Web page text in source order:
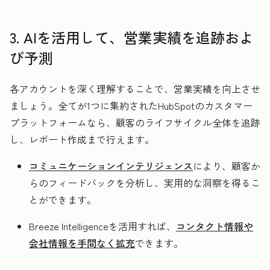
3. AIを活用して、営業実績を追跡およ
び予測
各アカウントを深く理解することで、営業実績を向上させ
ましょう。全てが1つに集約されたHubSpotのカスタマー
プラットフォームなら、顧客のライフサイクル全体を追跡
し、レポート作成まで行えます。
コミュニケーションインテリジェンス により、顧客か
らのフィードバックを分析し、実用的な洞察を得るこ
とができます。
Breeze Intelligenceを活用すれば、 コンタクト情報や
会社情報を手間なく拡充できます。